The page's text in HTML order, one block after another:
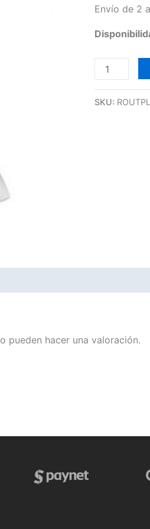
Envío de 2
SKU:
pueden hacer una valoración.